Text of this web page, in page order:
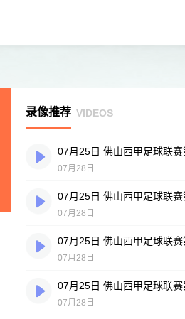
录像推荐 VIDEOS
07月28日
07月28日
07月28日
07月28日